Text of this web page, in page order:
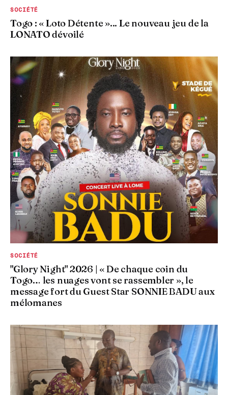
SOCIÉTÉ
Togo : « Loto Détente »... Le nouveau jeu de la
LONATO dévoilé
SOCIÉTÉ
"Glory Night" 2026 | « De chaque coin du
Togo… les nuages vont se rassembler », le
message fort du Guest Star SONNIE BADU aux
mélomanes